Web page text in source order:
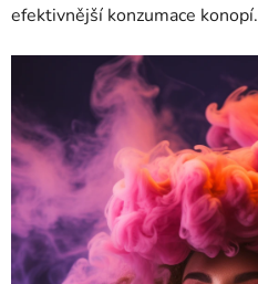
efektivnější konzumace konopí.